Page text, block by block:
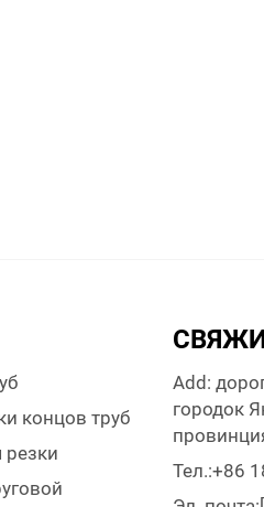
концов труб
резки
Add:
городок
Тел.:+86